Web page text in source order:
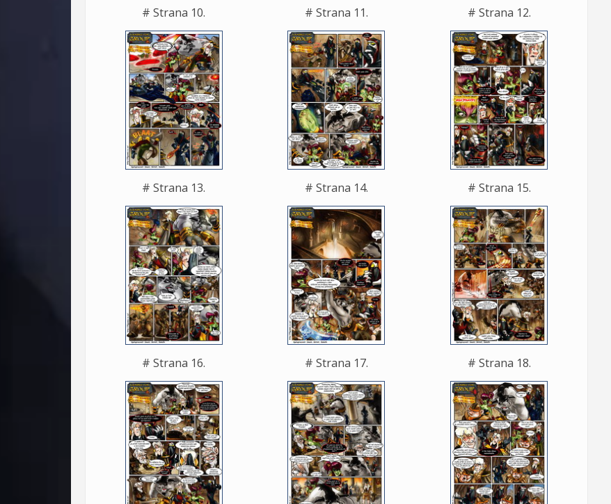
# Strana 10. # Strana 11. # Strana 12.
# Strana 13. # Strana 14. # Strana 15.
# Strana 16. # Strana 17. # Strana 18.